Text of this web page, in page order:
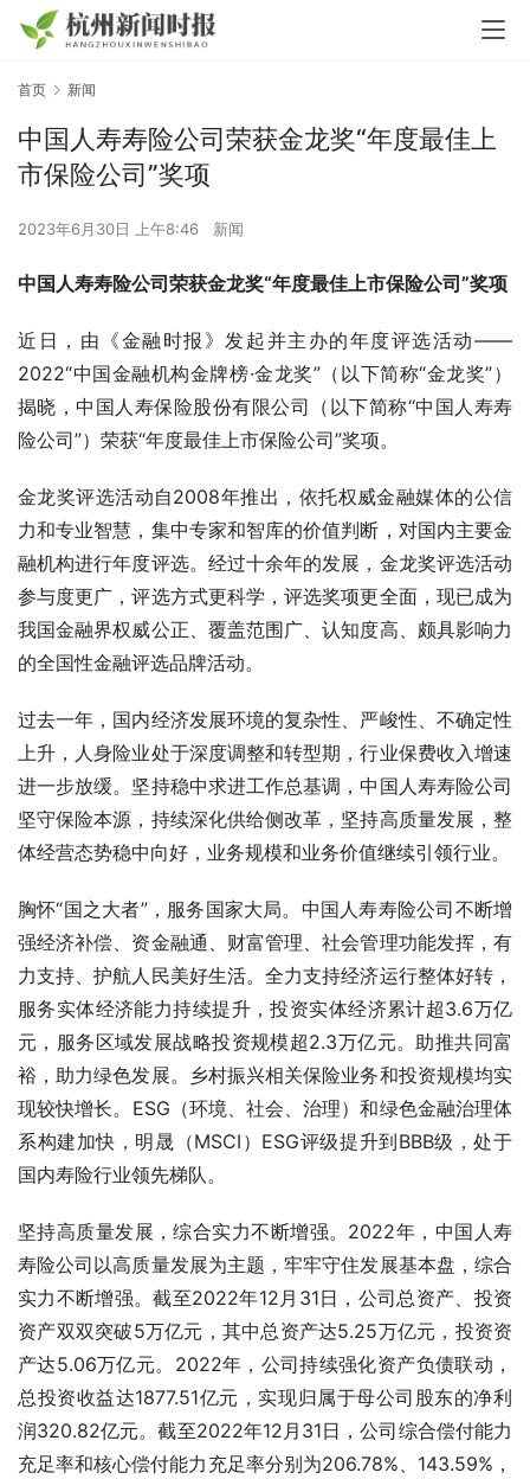
首页 新闻
中国人寿寿险公司荣获金龙奖“年度最佳上
市保险公司”奖项
2023年6月30日 上午8:46 新闻
中国人寿寿险公司荣获金龙奖“年度最佳上市保险公司”奖项
近日，由《金融时报》发起并主办的年度评选活动——
2022“中国金融机构金牌榜·金龙奖”（以下简称“金龙奖”）
揭晓，中国人寿保险股份有限公司（以下简称“中国人寿寿
险公司”）荣获“年度最佳上市保险公司”奖项。
金龙奖评选活动自2008年推出，依托权威金融媒体的公信
力和专业智慧，集中专家和智库的价值判断，对国内主要金
融机构进行年度评选。经过十余年的发展，金龙奖评选活动
参与度更广，评选方式更科学，评选奖项更全面，现已成为
我国金融界权威公正、覆盖范围广、认知度高、颇具影响力
的全国性金融评选品牌活动。
过去一年，国内经济发展环境的复杂性、严峻性、不确定性
上升，人身险业处于深度调整和转型期，行业保费收入增速
进一步放缓。坚持稳中求进工作总基调，中国人寿寿险公司
坚守保险本源，持续深化供给侧改革，坚持高质量发展，整
体经营态势稳中向好，业务规模和业务价值继续引领行业。
胸怀“国之大者”，服务国家大局。中国人寿寿险公司不断增
强经济补偿、资金融通、财富管理、社会管理功能发挥，有
力支持、护航人民美好生活。全力支持经济运行整体好转，
服务实体经济能力持续提升，投资实体经济累计超3.6万亿
元，服务区域发展战略投资规模超2.3万亿元。助推共同富
裕，助力绿色发展。乡村振兴相关保险业务和投资规模均实
现较快增长。ESG（环境、社会、治理）和绿色金融治理体
系构建加快，明晟（MSCI）ESG评级提升到BBB级，处于
国内寿险行业领先梯队。
坚持高质量发展，综合实力不断增强。2022年，中国人寿
寿险公司以高质量发展为主题，牢牢守住发展基本盘，综合
实力不断增强。截至2022年12月31日，公司总资产、投资
资产双双突破5万亿元，其中总资产达5.25万亿元，投资资
产达5.06万亿元。2022年，公司持续强化资产负债联动，
总投资收益达1877.51亿元，实现归属于母公司股东的净利
润320.82亿元。截至2022年12月31日，公司综合偿付能力
充足率和核心偿付能力充足率分别为206.78%、143.59%，